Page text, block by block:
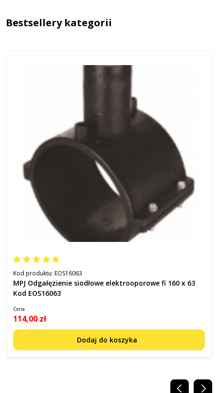
Bestsellery kategorii
Kod produktu: EOS16063
MPJ Odgałęzienie siodłowe elektrooporowe fi 160 x 63
Kod EOS16063
Cena
114,00 zł
Dodaj do koszyka